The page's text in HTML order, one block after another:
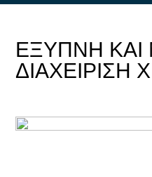
ΈΞΥΠΝΗ ΚΑΙ
ΔΙΑΧΕΊΡΙΣΗ